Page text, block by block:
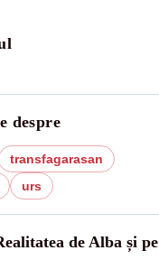
despre
transfagarasan
urs
de Alba și pe